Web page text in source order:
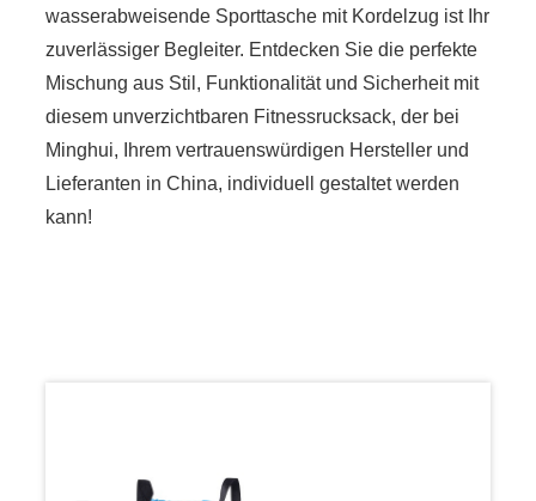
wasserabweisende Sporttasche mit Kordelzug ist Ihr
zuverlässiger Begleiter. Entdecken Sie die perfekte
Mischung aus Stil, Funktionalität und Sicherheit mit
diesem unverzichtbaren Fitnessrucksack, der bei
Minghui, Ihrem vertrauenswürdigen Hersteller und
Lieferanten in China, individuell gestaltet werden
kann!